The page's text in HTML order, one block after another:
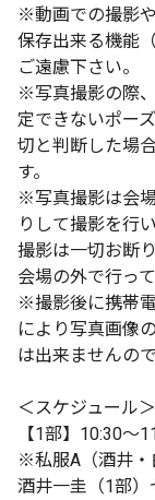
※動画での撮影
保存出来る機能
ご遠慮下さい。
※写真撮影の際
定できないポー
切と判断した場
す。
※写真撮影は会
りして撮影を行
撮影は一切お断
会場の外で行っ
※撮影後に携帯
により写真画像
は出来ませんの
＜スケジュール＞
【1部】10:30〜
※私服A（酒井・
酒井一圭（1部）